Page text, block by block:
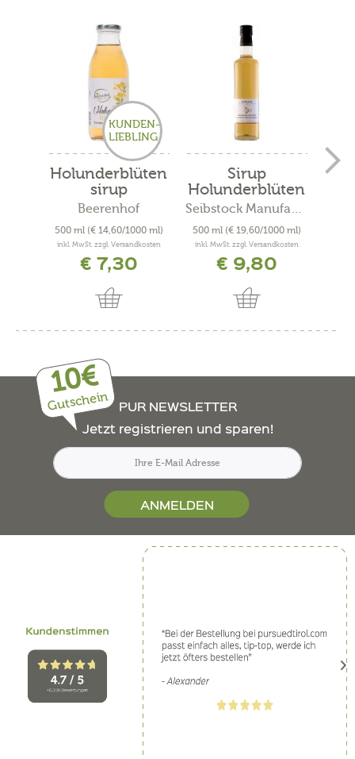
KUNDEN-
LIEBLING
Holunderblüten
sirup
Beerenhof
500 ml (€ 14,60/1000 ml)
inkl. MwSt. zzgl. Versandkosten
€ 7,30
Sirup
Holunderblüten
Seibstock Manufaktur
500 ml (€ 19,60/1000 ml)
inkl. MwSt. zzgl. Versandkosten
€ 9,80
10€
Gutschein
PUR NEWSLETTER
Jetzt registrieren und sparen!
ANMELDEN